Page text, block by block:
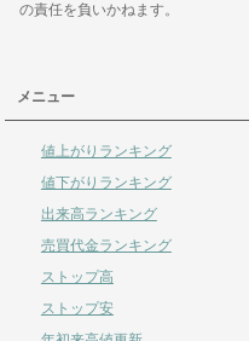
の責任を負いかねます。
メニュー
値上がりランキング
値下がりランキング
出来高ランキング
売買代金ランキング
ストップ高
ストップ安